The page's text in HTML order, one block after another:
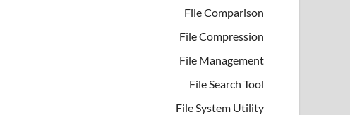
File Comparison
File Compression
File Management
File Search Tool
File System Utility